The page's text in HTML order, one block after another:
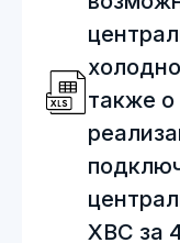
также о
ХВС за